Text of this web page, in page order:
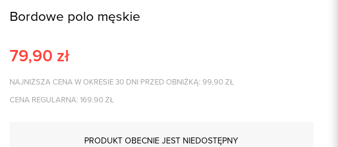
Bordowe polo męskie
79,90 zł
NAJNIŻSZA CENA W OKRESIE 30 DNI PRZED OBNIŻKĄ: 99,90 ZŁ
CENA REGULARNA: 169.90 ZŁ
PRODUKT OBECNIE JEST NIEDOSTĘPNY